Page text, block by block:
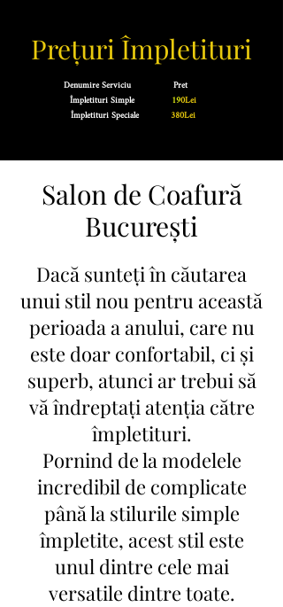
Prețuri Împletituri
Denumire Serviciu Pret
Împletituri Simple
190Lei
Împletituri Speciale 380Lei
Salon de Coafură
București
Dacă sunteți în căutarea
unui stil nou pentru această
perioada a anului, care nu
este doar confortabil, ci și
superb, atunci ar trebui să
vă îndreptați atenția către
împletituri.
Pornind de la modelele
incredibil de complicate
până la stilurile simple
împletite, acest stil este
unul dintre cele mai
versatile dintre toate.